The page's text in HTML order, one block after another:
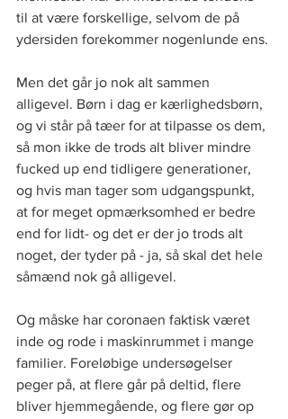
til at være forskellige, selvom de på
ydersiden forekommer nogenlunde ens.
Men det går jo nok alt sammen
alligevel. Børn i dag er kærlighedsbørn,
og vi står på tæer for at tilpasse os dem,
så mon ikke de trods alt bliver mindre
fucked up end tidligere generationer,
og hvis man tager som udgangspunkt,
at for meget opmærksomhed er bedre
end for lidt- og det er der jo trods alt
noget, der tyder på - ja, så skal det hele
såmænd nok gå alligevel.
Og måske har coronaen faktisk været
inde og rode i maskinrummet i mange
familier. Foreløbige undersøgelser
peger på, at flere går på deltid, flere
bliver hjemmegående, og flere gør op